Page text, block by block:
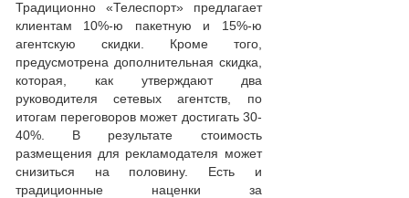
Традиционно «Телеспорт» предлагает
клиентам 10%-ю пакетную и 15%-ю
агентскую скидки. Кроме того,
предусмотрена дополнительная скидка,
которая, как утверждают два
руководителя сетевых агентств, по
итогам переговоров может достигать 30-
40%. В результате стоимость
размещения для рекламодателя может
снизиться на половину. Есть и
традиционные наценки за